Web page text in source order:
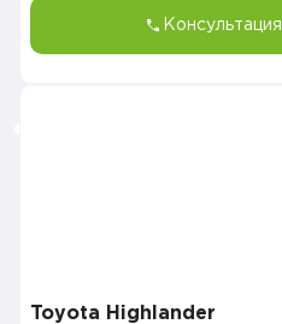
Консультация
Toyota Highlander